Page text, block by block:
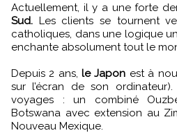
Actuellement, il y a une forte
Sud. Les clients se tournent
catholiques, dans une logique
enchante absolument tout le
Depuis 2 ans, le Japon est à
sur l’écran de son
voyages : un combiné
Botswana avec extension au
Nouveau Mexique.